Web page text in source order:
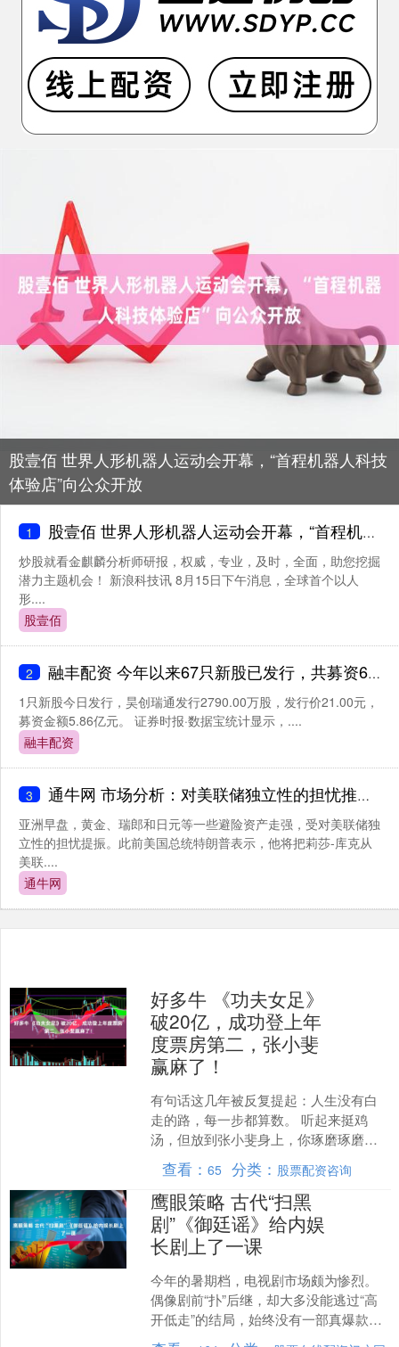
股壹佰 世界人形机器人运动会开幕，“首程机器人科技
体验店”向公众开放
1 股壹佰 世界人形机器人运动会开幕，“首程机器人科技体验店”向公众开放
炒股就看金麒麟分析师研报，权威，专业，及时，全面，助您挖掘
潜力主题机会！ 新浪科技讯 8月15日下午消息，全球首个以人
形....
股壹佰
2 融丰配资 今年以来67只新股已发行，共募资65292亿元
1只新股今日发行，昊创瑞通发行2790.00万股，发行价21.00元，
募资金额5.86亿元。 证券时报·数据宝统计显示，....
融丰配资
3 通牛网 市场分析：对美联储独立性的担忧推动部分避险资产走强
亚洲早盘，黄金、瑞郎和日元等一些避险资产走强，受对美联储独
立性的担忧提振。此前美国总统特朗普表示，他将把莉莎-库克从
美联....
通牛网
好多牛 《功夫女足》
破20亿，成功登上年
度票房第二，张小斐
赢麻了！
有句话这几年被反复提起：人生没有白
走的路，每一步都算数。 听起来挺鸡
汤，但放到张小斐身上，你琢磨琢磨，
还真是那么回事。 7月底，暑期档正打得
火热，一部备受瞩目的....
查看：65 分类： 股票配资咨询
鹰眼策略 古代“扫黑
剧”《御廷谣》给内娱
长剧上了一课
今年的暑期档，电视剧市场颇为惨烈。
偶像剧前“扑”后继，却大多没能逃过“高
开低走”的结局，始终没有一部真爆款。
要我说，还得来一部不一样的——《御